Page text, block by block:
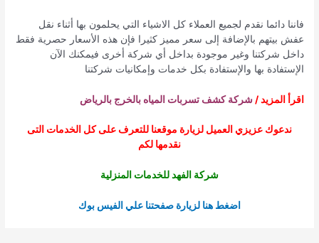
فاننا دائما نقدم لجميع العملاء كل الاشياء التي يحلمون بها أثناء نقل
عفش بيتهم بالإضافة إلى سعر مميز كثيرا فإن هذه الأسعار حصرية فقط
داخل شركتنا وغير موجودة بداخل أي شركة أخرى فيمكنك الآن
الإستفادة بها والإستفادة بكل خدمات وإمكانيات شركتنا
اقرأ المزيد /شركة كشف تسربات المياه بالخرج بالرياض
ندعوك عزيزي العميل لزيارة موقعنا للتعرف على كل الخدمات التى
نقدمها لكم
شركة الفهد للخدمات المنزلية
اضغط هنا لزيارة صفحتنا علي الفيس بوك